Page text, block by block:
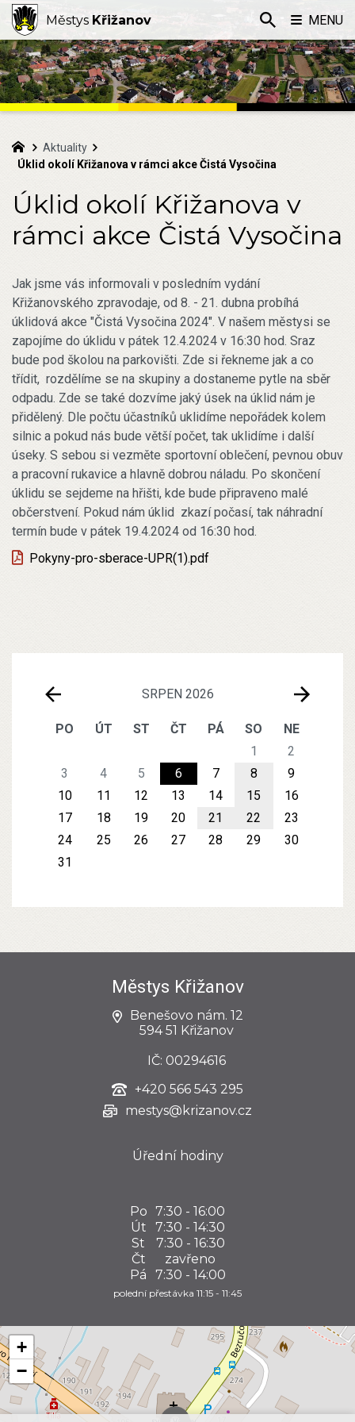
SRPEN 2026
PO ÚT ST ČT PÁ SO
NE
1
2
3
4 5 6 7 8
9
10
11 12 13 14 15
16
17
18 19 20 21 22
23
24
25 26 27 28 29
30
31
Aktuality
Úklid okolí Křižanova v rámci akce Čistá Vysočina
Úklid okolí Křižanova v
rámci akce Čistá Vysočina
Jak jsme vás informovali v posledním vydání
Křižanovského zpravodaje, od 8. - 21. dubna probíhá
úklidová akce "Čistá Vysočina 2024". V našem městysi se
zapojíme do úklidu v pátek 12.4.2024 v 16:30 hod. Sraz
bude pod školou na parkovišti. Zde si řekneme jak a co
třídit, rozdělíme se na skupiny a dostaneme pytle na sběr
odpadu. Zde se také dozvíme jaký úsek na úklid nám je
přidělený. Dle počtu účastníků uklidíme nepořádek kolem
silnic a pokud nás bude větší počet, tak uklidíme i další
úseky. S sebou si vezměte sportovní oblečení, pevnou obuv
a pracovní rukavice a hlavně dobrou náladu. Po skončení
úklidu se sejdeme na hřišti, kde bude připraveno malé
občerstvení. Pokud nám úklid zkazí počasí, tak náhradní
termín bude v pátek 19.4.2024 od 16:30 hod.
Pokyny-pro-sberace-UPR(1).pdf
Městys Křižanov
Benešovo nám. 12
594 51 Křižanov
IČ: 00294616
+420 566 543 295
mestys@krizanov.cz
Úřední hodiny
Po 7:30 - 16:00
Út
7:30 - 14:30
St
7:30 - 16:30
Čt
zavřeno
Pá
7:30 - 14:00
polední přestávka 11:15 - 11:45
+
−
Městys Křižanov MENU